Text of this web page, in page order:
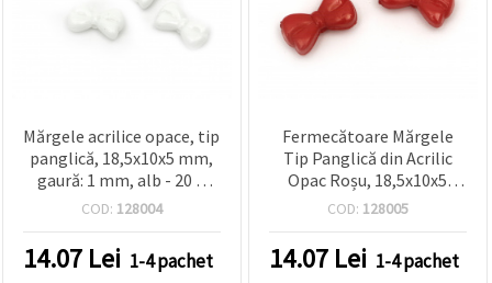
Mărgele acrilice opace, tip
panglică, 18,5x10x5 mm,
gaură: 1 mm, alb - 20 g
(~25 buc.)
COD: 128004
14.07 Lei 1-4 pachet
Fermecătoare Mărgele
Tip Panglică din Acrilic
Opac Roșu, 18,5x10x5
mm, Orificiu 1 mm – 20 g
Brățări Elegante și
Bijuterii Creative
COD: 128005
14.07 Lei 1-4 pachet